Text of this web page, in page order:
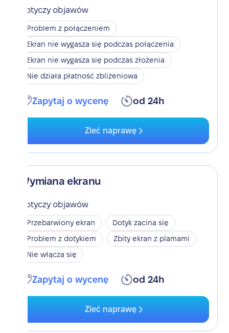
Dotyczy objawów
Problem z połączeniem
Ekran nie wygasza się podczas połączenia
Ekran nie wygasza się podczas złożenia
Nie działa płatność zbliżeniowa
Zapytaj o wycenę od 24h
Zleć naprawę
Wymiana ekranu
Dotyczy objawów
Przebarwiony ekran
Dotyk zacina się
Problem z dotykiem
Zbity ekran z plamami
Nie włącza się
Zapytaj o wycenę od 24h
Zleć naprawę